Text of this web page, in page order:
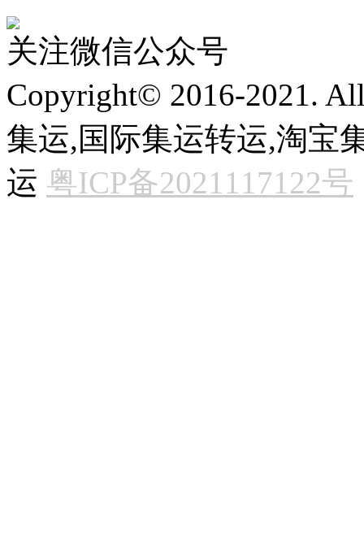
关注微信公众号
Copyright© 2016-2021.
集运,国际集运转运,淘宝
运 粤ICP备2021117122号